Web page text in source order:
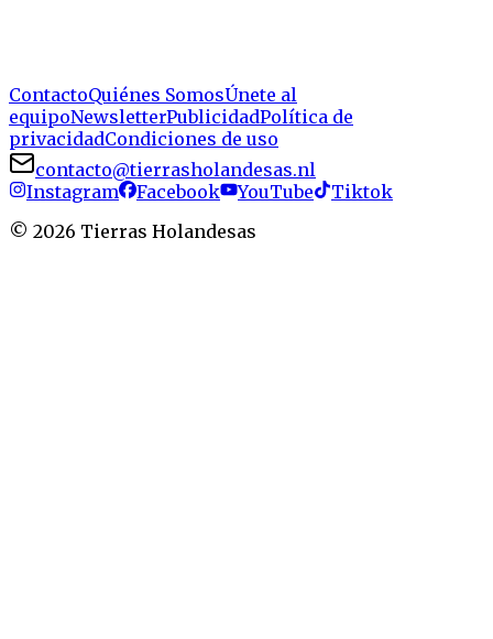
ContactoQuiénes SomosÚnete al
equipoNewsletterPublicidadPolítica de
privacidadCondiciones de uso
contacto@tierrasholandesas.nl
Instagram
Facebook YouTube
Tiktok
© 2026 Tierras Holandesas